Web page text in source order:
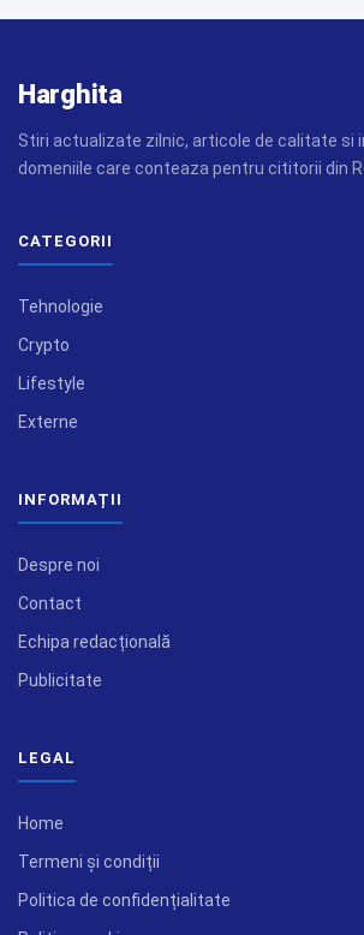
Harghita
Stiri actualizate zilnic, articole de calitate si
domeniile care conteaza pentru cititorii din
CATEGORII
Tehnologie
Crypto
Lifestyle
Externe
INFORMAȚII
Despre noi
Contact
Echipa redacțională
Publicitate
LEGAL
Home
Termeni și condiții
Politica de confidențialitate